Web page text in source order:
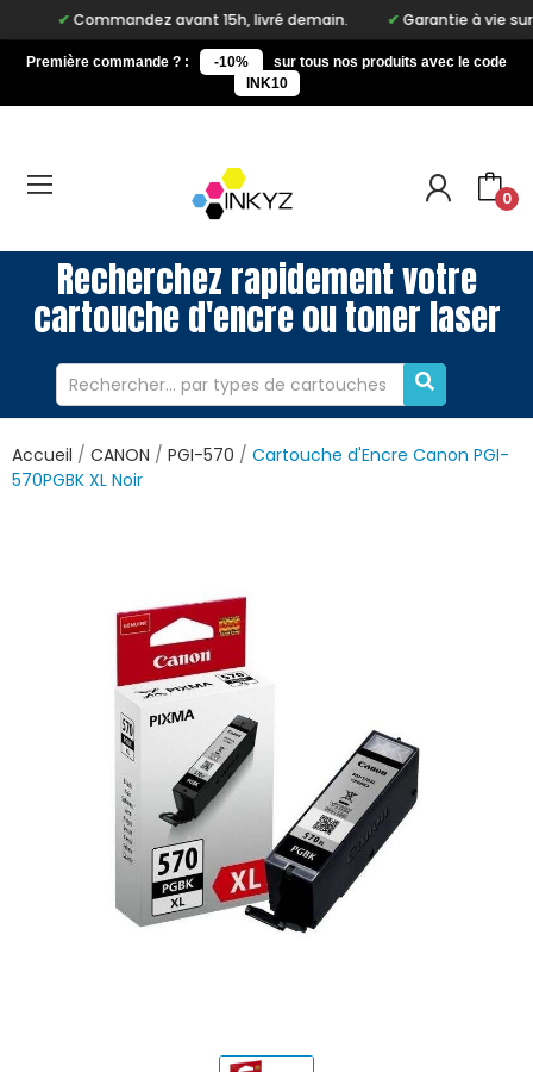
Commandez avant 15h, livré demain. Garantie à vie sur notre
Première commande ? : -10%
sur tous nos produits avec le code
INK10
0
Recherchez rapidement votre
cartouche d'encre ou toner laser
Accueil CANON PGI-570
Cartouche d'Encre Canon PGI-
570PGBK XL Noir